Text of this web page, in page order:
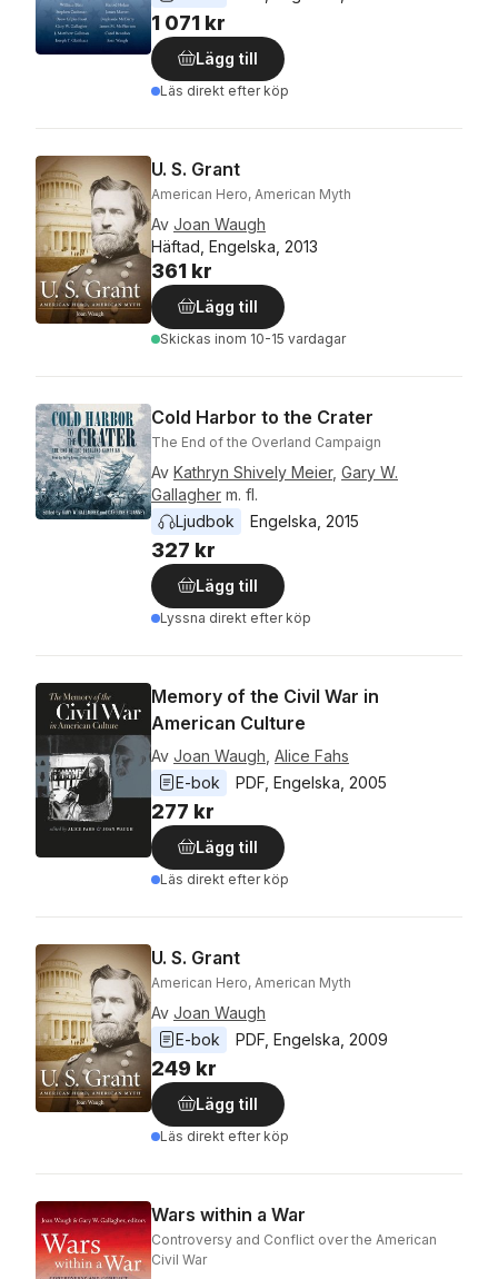
1 071 kr
Lägg till
Läs direkt efter köp
U. S. Grant
American Hero, American Myth
Av Joan Waugh
Häftad, Engelska, 2013
361 kr
Lägg till
Skickas inom 10-15 vardagar
Cold Harbor to the Crater
The End of the Overland Campaign
Av Kathryn Shively Meier, Gary W.
Gallagher m. fl.
Ljudbok
Engelska 2015
327 kr
Lägg till
Lyssna direkt efter köp
Memory of the Civil War in
American Culture
Av Joan Waugh Alice Fahs
E-bok
PDF Engelska 2005
277 kr
Lägg till
Läs direkt efter köp
U. S. Grant
American Hero, American Myth
Av Joan Waugh
E-bok
PDF Engelska 2009
249 kr
Lägg till
Läs direkt efter köp
Wars within a War
Controversy and Conflict over the American
Civil War